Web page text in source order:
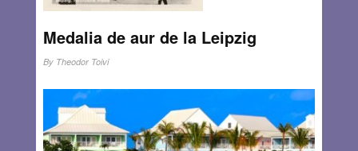
Medalia de aur de la Leipzig
By Theodor Toivi
La scurt timp după deschiderea târgului de la Leipzig,
dimineaţă, când întru în biroul de proiectare, un arhivar mă
anunţă : « Instalaţia ta a luat Medalia De Aur ! » Ziarele
zilei anunţau deasemenea evenimentul, fără să